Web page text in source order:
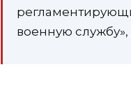
военную службу»,